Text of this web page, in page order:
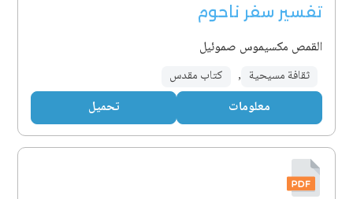
تفسير سفر ناحوم
القمص مكسيموس صموئيل
ثقافة مسيحية , كتاب مقدس
معلومات تحميل